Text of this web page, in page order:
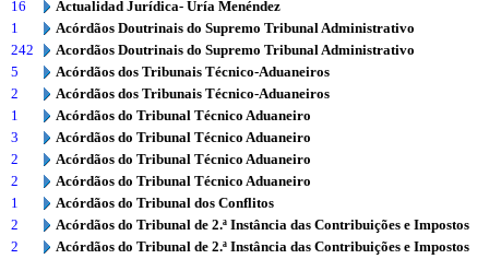
16
Actualidad Jurídica- Uría Menéndez
1
Acórdãos Doutrinais do Supremo Tribunal Administrativo
242
Acordãos Doutrinais do Supremo Tribunal Administrativo
5
Acórdãos dos Tribunais Técnico-Aduaneiros
2
Acórdãos dos Tribunais Técnico-Aduaneiros
1
Acórdãos do Tribunal Técnico Aduaneiro
3
Acórdãos do Tribunal Técnico Aduaneiro
2
Acórdãos do Tribunal Técnico Aduaneiro
2
Acórdãos do Tribunal Técnico Aduaneiro
1
Acórdãos do Tribunal dos Conflitos
2
Acórdãos do Tribunal de 2.ª Instância das Contribuições e Impostos
2
Acórdãos do Tribunal de 2.ª Instância das Contribuições e Impostos